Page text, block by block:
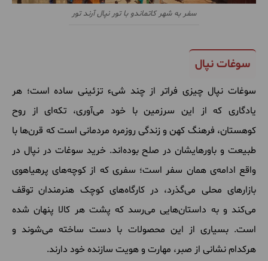
سفر به شهر کاتماندو با تور نپال آرند تور
سوغات نپال
سوغات نپال چیزی فراتر از چند شیء تزئینی ساده است؛ هر
یادگاری که از این سرزمین با خود می‌آوری، تکه‌ای از روح
کوهستان، فرهنگ کهن و زندگی روزمره مردمانی است که قرن‌ها با
طبیعت و باورهایشان در صلح بوده‌اند. خرید سوغات در نپال در
واقع ادامه‌ی همان سفر است؛ سفری که از کوچه‌های پرهیاهوی
بازارهای محلی می‌گذرد، در کارگاه‌های کوچک هنرمندان توقف
می‌کند و به داستان‌هایی می‌رسد که پشت هر کالا پنهان شده
است. بسیاری از این محصولات با دست ساخته می‌شوند و
هرکدام نشانی از صبر، مهارت و هویت سازنده خود دارند.